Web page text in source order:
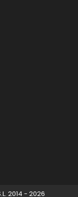
2014 - 2026